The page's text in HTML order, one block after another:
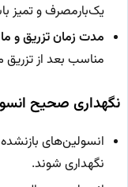
یک‌بارمصرف و تمیز
مدت زمان تزریق و
مناسب بعد از
نگهداری صحیح
نگهداری شوند.